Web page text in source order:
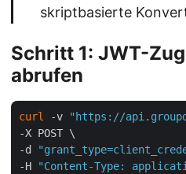
skriptbasierte
Schritt 1: JWT-
abrufen
curl -v "https://
-X POST \
-d
-H
"Content-Type: